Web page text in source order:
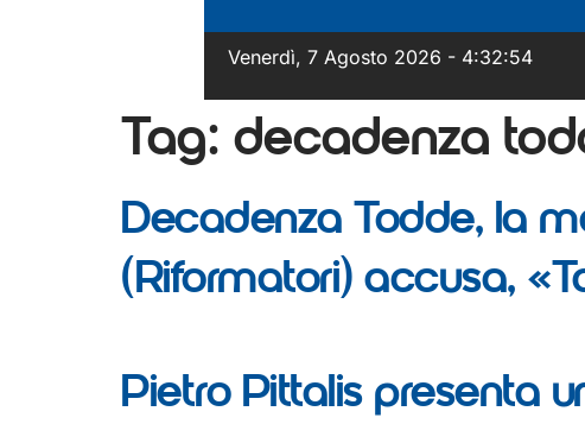
Venerdì, 7 Agosto 2026 - 4:32:54
Tag: decadenza
Decadenza Todde, la
(Riformatori) accusa,
Pietro Pittalis presenta